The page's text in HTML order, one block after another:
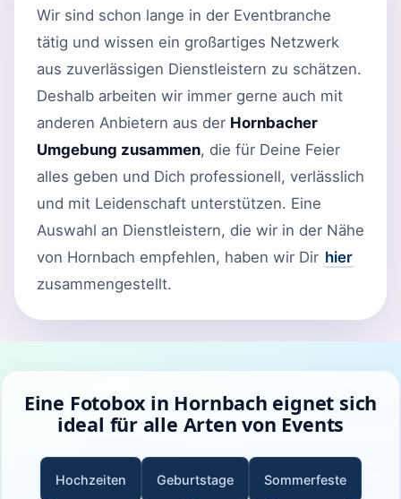
Wir sind schon lange in der Eventbranche
tätig und wissen ein großartiges Netzwerk
aus zuverlässigen Dienstleistern zu schätzen.
Deshalb arbeiten wir immer gerne auch mit
anderen Anbietern aus der Hornbacher
Umgebung zusammen, die für Deine Feier
alles geben und Dich professionell, verlässlich
und mit Leidenschaft unterstützen. Eine
Auswahl an Dienstleistern, die wir in der Nähe
von Hornbach empfehlen, haben wir Dir hier
zusammengestellt.
Eine Fotobox in Hornbach eignet sich
ideal für alle Arten von Events
Hochzeiten Geburtstage Sommerfeste